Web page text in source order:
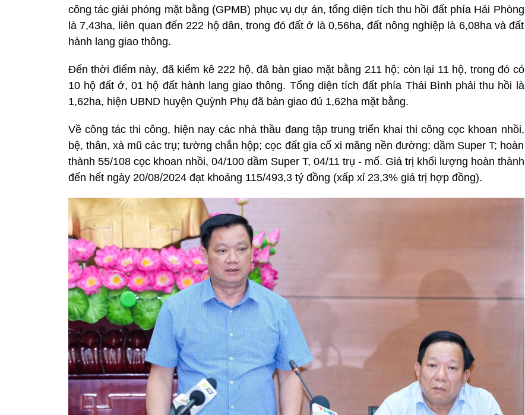
công tác giải phóng mặt bằng (GPMB) phục vụ dự án, tổng diện tích thu hồi đất phía Hải Phòng
là 7,43ha, liên quan đến 222 hộ dân, trong đó đất ở là 0,56ha, đất nông nghiệp là 6,08ha và đất
hành lang giao thông.
Đến thời điểm này, đã kiểm kê 222 hộ, đã bàn giao mặt bằng 211 hộ; còn lại 11 hộ, trong đó có
10 hộ đất ở, 01 hộ đất hành lang giao thông. Tổng diện tích đất phía Thái Bình phải thu hồi là
1,62ha, hiện UBND huyện Quỳnh Phụ đã bàn giao đủ 1,62ha mặt bằng.
Về công tác thi công, hiện nay các nhà thầu đang tập trung triển khai thi công cọc khoan nhồi,
bệ, thân, xà mũ các trụ; tường chắn hộp; cọc đất gia cố xi măng nền đường; dầm Super T; hoàn
thành 55/108 cọc khoan nhồi, 04/100 dầm Super T, 04/11 trụ - mố. Giá trị khối lượng hoàn thành
đến hết ngày 20/08/2024 đạt khoảng 115/493,3 tỷ đồng (xấp xỉ 23,3% giá trị hợp đồng).